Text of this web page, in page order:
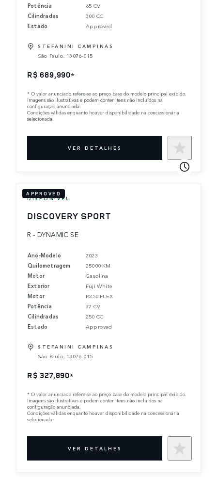
Potência
65 CV
Cilindradas
300 CC
Estado
Approved
STEFANINI CAMPINAS
São Paulo, 13076-015
R$ 689,990*
* O valor anunciado refere-se ao preço base do modelo principal exibido.
Imagens são ilustrativas e podem conter itens não incluídos na
configuração anunciada.
Condições válidas enquanto houver disponibilidade na concessionária
selecionada.
VER DETALHES
APPROVED
DISPONÍVEL
DISCOVERY SPORT
R - DYNAMIC SE
Ano-Modelo
2023
Quilometragem
25000 KM
Motor
Gasolina
Exterior
Fuji White
Motor
P.250 FLEX
Potência
37 CV
Cilindradas
250 CC
Estado
Approved
STEFANINI CAMPINAS
São Paulo, 13076-015
R$ 327,890*
* O valor anunciado refere-se ao preço base do modelo principal exibido.
Imagens são ilustrativas e podem conter itens não incluídos na
configuração anunciada.
Condições válidas enquanto houver disponibilidade na concessionária
selecionada.
VER DETALHES